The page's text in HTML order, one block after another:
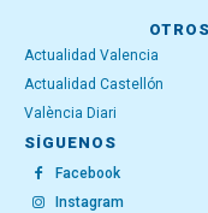
Actualidad Valencia
Actualidad Castellón
València Diari
SÍGUENOS
Facebook
Instagram